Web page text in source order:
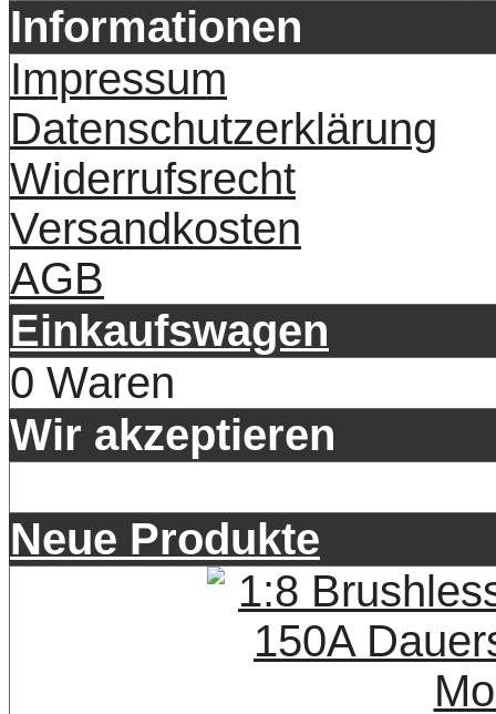
Informationen
Impressum
Datenschutzerklärung
Widerrufsrecht
Versandkosten
AGB
Einkaufswagen
0 Waren
Wir akzeptieren
Neue Produkte